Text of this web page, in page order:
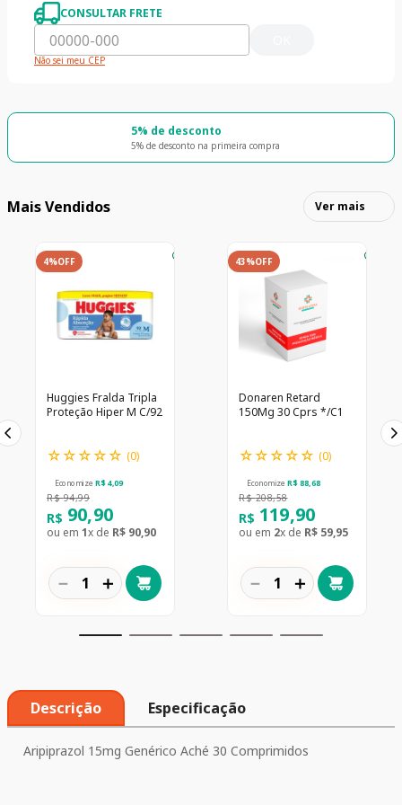
CONSULTAR FRETE
Não sei meu CEP
5% de desconto
5% de desconto na primeira compra
Mais Vendidos Ver mais
4%OFF
Huggies Fralda Tripla
Proteção Hiper M C/92
☆☆☆☆☆ (0)
Economize R$ 4,09
R$ 94,99
R$ 90,90
ou em 1x de R$ 90,90
＋
－
43%OFF
Donaren Retard
150Mg 30 Cprs */C1
☆☆☆☆☆ (0)
Economize R$ 88,68
R$ 208,58
R$ 119,90
ou em 2x de R$ 59,95
＋
－
Descrição Especificação
Aripiprazol 15mg Genérico Aché 30 Comprimidos